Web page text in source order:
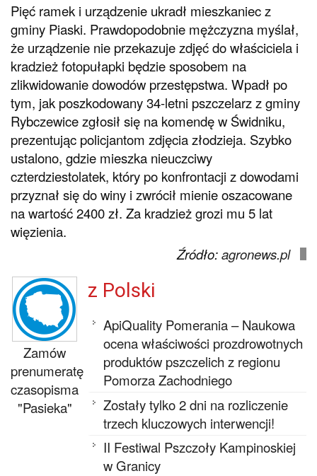
Pięć ramek i urządzenie ukradł mieszkaniec z
gminy Piaski. Prawdopodobnie mężczyzna myślał,
że urządzenie nie przekazuje zdjęć do właściciela i
kradzież fotopułapki będzie sposobem na
zlikwidowanie dowodów przestępstwa. Wpadł po
tym, jak poszkodowany 34-letni pszczelarz z gminy
Rybczewice zgłosił się na komendę w Świdniku,
prezentując policjantom zdjęcia złodzieja. Szybko
ustalono, gdzie mieszka nieuczciwy
czterdziestolatek, który po konfrontacji z dowodami
przyznał się do winy i zwrócił mienie oszacowane
na wartość 2400 zł. Za kradzież grozi mu 5 lat
więzienia.
Źródło:agronews.pl
Zamów
prenumeratę
czasopisma
"Pasieka"
z Polski
ApiQuality Pomerania – Naukowa
ocena właściwości prozdrowotnych
produktów pszczelich z regionu
Pomorza Zachodniego
Zostały tylko 2 dni na rozliczenie
trzech kluczowych interwencji!
II Festiwal Pszczoły Kampinoskiej
w Granicy